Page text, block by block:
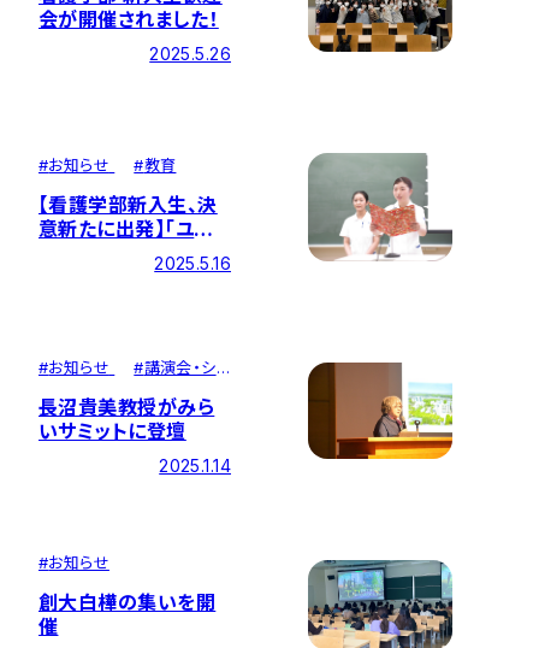
会が開催されました！
2025.5.26
#お知らせ #教育
【看護学部新入生、決
意新たに出発】「ユニ
フォーム・聴診器贈呈
2025.5.16
#お知らせ #講演会・シ
長沼貴美教授がみら
いサミットに登壇
2025.1.14
#お知らせ
創大白樺の集いを開
催